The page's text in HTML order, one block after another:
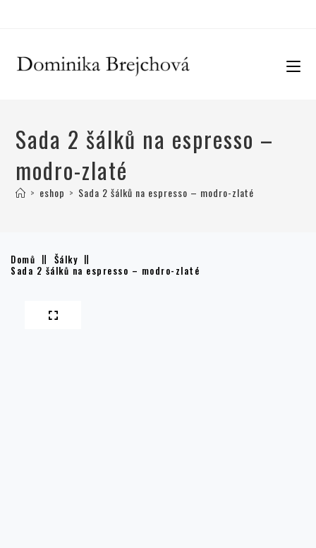
Sada 2 šálků na espresso –
modro-zlaté
> eshop > Sada 2 šálků na espresso – modro-zlaté
Domů
Šálky
Sada 2 šálků na espresso – modro-zlaté